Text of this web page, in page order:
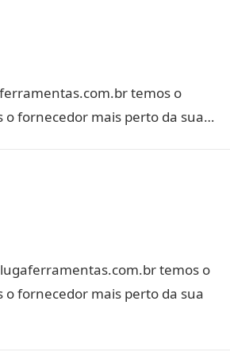
temos o
o fornecedor mais perto da sua…
temos o
o fornecedor mais perto da sua